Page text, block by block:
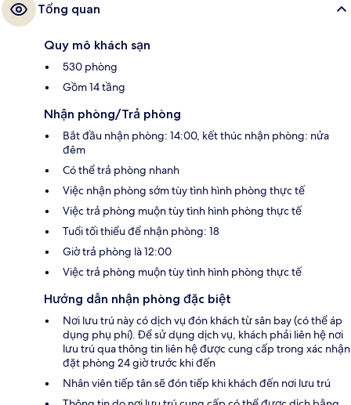
Tổng quan
Quy mô khách sạn
530 phòng
Gồm 14 tầng
Nhận phòng/Trả phòng
Bắt đầu nhận phòng: 14:00, kết thúc nhận phòng: nửa
đêm
Có thể trả phòng nhanh
Việc nhận phòng sớm tùy tình hình phòng thực tế
Việc trả phòng muộn tùy tình hình phòng thực tế
Tuổi tối thiểu để nhận phòng: 18
Giờ trả phòng là 12:00
Việc trả phòng muộn tùy tình hình phòng thực tế
Hướng dẫn nhận phòng đặc biệt
Nơi lưu trú này có dịch vụ đón khách từ sân bay (có thể áp
dụng phụ phí). Để sử dụng dịch vụ, khách phải liên hệ nơi
lưu trú qua thông tin liên hệ được cung cấp trong xác nhận
đặt phòng 24 giờ trước khi đến
Nhân viên tiếp tân sẽ đón tiếp khi khách đến nơi lưu trú